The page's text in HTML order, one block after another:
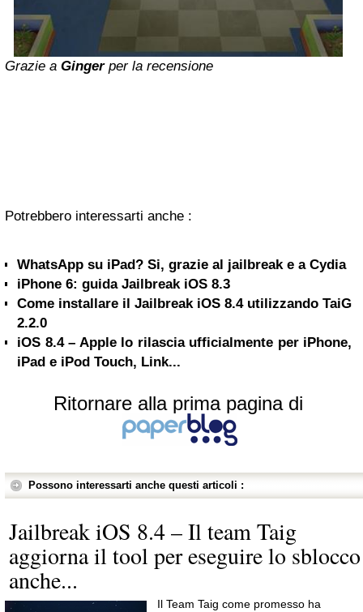
Grazie a Gingerper la recensione
Potrebbero interessarti anche :
WhatsApp su iPad? Si, grazie al jailbreak e a Cydia
iPhone 6: guida Jailbreak iOS 8.3
Come installare il Jailbreak iOS 8.4 utilizzando TaiG
2.2.0
iOS 8.4 – Apple lo rilascia ufficialmente per iPhone,
iPad e iPod Touch, Link...
Ritornare alla prima pagina di
Possono interessarti anche questi articoli :
Jailbreak iOS 8.4 – Il team Taig
aggiorna il tool per eseguire lo sblocco
anche...
Il Team Taig come promesso ha